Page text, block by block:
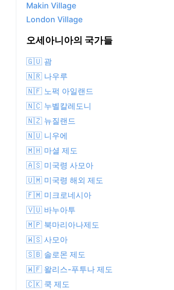
Makin Village
London Village
오세아니아의 국가들
🇬🇺 괌
🇳🇷 나우루
🇳🇫 노퍽 아일랜드
🇳🇨 누벨칼레도니
🇳🇿 뉴질랜드
🇳🇺 니우에
🇲🇭 마셜 제도
🇦🇸 미국령 사모아
🇺🇲 미국령 해외 제도
🇫🇲 미크로네시아
🇻🇺 바누아투
🇲🇵 북마리아나제도
🇼🇸 사모아
🇸🇧 솔로몬 제도
🇼🇫 왈리스-푸투나 제도
🇨🇰 쿡 제도